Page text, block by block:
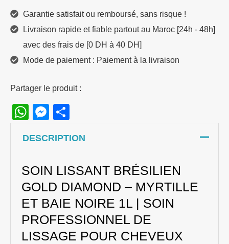
Garantie satisfait ou remboursé, sans risque !
Livraison rapide et fiable partout au Maroc [24h - 48h]
avec des frais de [0 DH à 40 DH]
Mode de paiement : Paiement à la livraison
Partager le produit :
WhatsApp
Messenger
DESCRIPTION
SOIN LISSANT BRÉSILIEN
GOLD DIAMOND – MYRTILLE
ET BAIE NOIRE 1L | SOIN
PROFESSIONNEL DE
LISSAGE POUR CHEVEUX